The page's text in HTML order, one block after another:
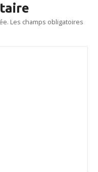
Les champs obligatoires